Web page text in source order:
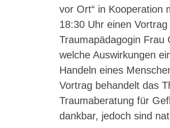
vor Ort“ in Kooperation
18:30 Uhr einen
Traumapädagogin Frau
welche Auswirkungen
Handeln eines
Vortrag behandelt das
Traumaberatung für
dankbar, jedoch sind